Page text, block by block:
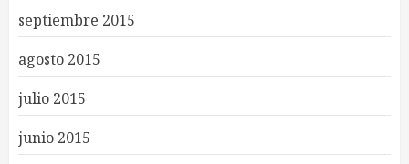
septiembre 2015
agosto 2015
julio 2015
junio 2015